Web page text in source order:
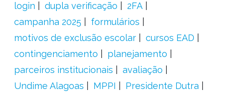
login
dupla verificação
2FA
campanha 2025
formulários
motivos de exclusão escolar
cursos EAD
contingenciamento
planejamento
parceiros institucionais
avaliação
Undime Alagoas
MPPI
Presidente Dutra